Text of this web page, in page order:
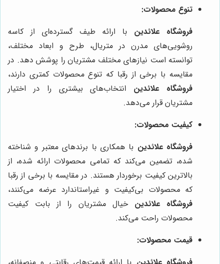
تنوع محصولات:
فروشگاه علائدین با ارائه طیف گسترده‌ای از کاسه
روشویی‌های مدرن در متریال، طرح و ابعاد مختلف،
توانسته است نیازهای مختلف مشتریان را پوشش دهد. در
مقایسه با برخی از رقبا که تنوع محصولات کمتری دارند،
فروشگاه علائدین انتخاب‌های بیشتری را در اختیار
مشتریان قرار می‌دهد.
کیفیت محصولات:
فروشگاه علائدین با همکاری با برندهای معتبر و شناخته
شده، تضمین می‌کند که تمامی محصولات ارائه شده، از
بالاترین کیفیت برخوردار هستند. در مقایسه با برخی از رقبا
که محصولات بی‌کیفیت و غیراستاندارد عرضه می‌کنند،
فروشگاه علائدین خیال مشتریان را از بابت کیفیت
محصولات راحت می‌کند.
قیمت محصولات: